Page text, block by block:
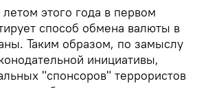
этого года в первом
способ обмена валюты в
Таким образом, по замыслу
инициативы,
"спонсоров" террористов